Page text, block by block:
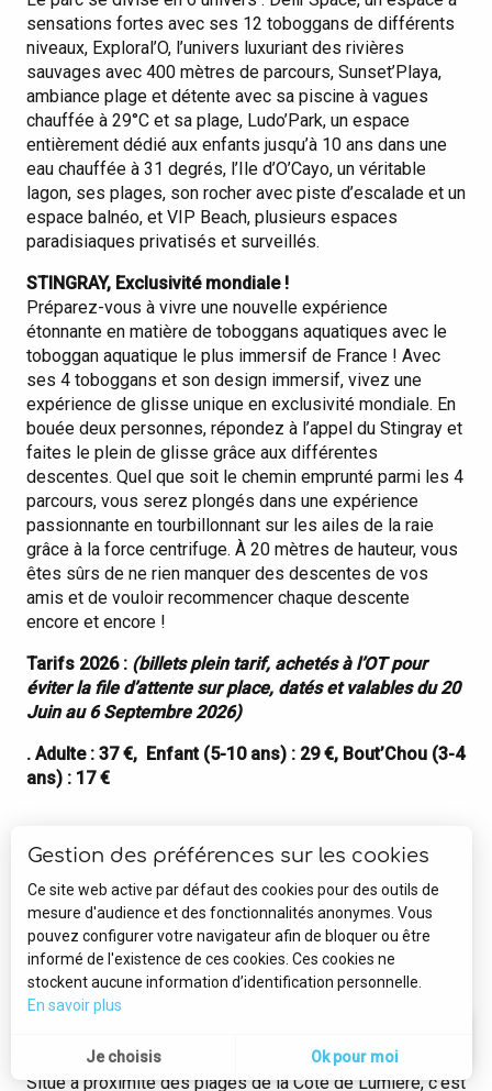
Recherche
sensations fortes avec ses 12 toboggans de différents
niveaux, Exploral’O, l’univers luxuriant des rivières
sauvages avec 400 mètres de parcours, Sunset’Playa,
ambiance plage et détente avec sa piscine à vagues
chauffée à 29°C et sa plage, Ludo’Park, un espace
entièrement dédié aux enfants jusqu’à 10 ans dans une
eau chauffée à 31 degrés, l’Ile d’O’Cayo, un véritable
lagon, ses plages, son rocher avec piste d’escalade et un
espace balnéo, et VIP Beach, plusieurs espaces
paradisiaques privatisés et surveillés.
STINGRAY, Exclusivité mondiale !
Préparez-vous à vivre une nouvelle expérience
étonnante en matière de toboggans aquatiques avec le
toboggan aquatique le plus immersif de France ! Avec
ses 4 toboggans et son design immersif, vivez une
expérience de glisse unique en exclusivité mondiale. En
bouée deux personnes, répondez à l’appel du Stingray et
faites le plein de glisse grâce aux différentes
descentes. Quel que soit le chemin emprunté parmi les 4
parcours, vous serez plongés dans une expérience
passionnante en tourbillonnant sur les ailes de la raie
grâce à la force centrifuge. À 20 mètres de hauteur, vous
êtes sûrs de ne rien manquer des descentes de vos
amis et de vouloir recommencer chaque descente
encore et encore !
Tarifs 2026 : (billets plein tarif, achetés à l’OT pour
éviter la file d’attente sur place, datés et valables du 20
Juin au 6 Septembre 2026)
. Adulte : 37 €, Enfant (5-10 ans) : 29 €, Bout’Chou (3-4
ans) : 17 €
Le plus grand parc de loisirs de Vendée
O’FUN PARK
Le plus grand parc de loisirs de Vendée vous accueille
Situé à proximité des plages de la Côte de Lumière, c’est
Gestion des préférences sur les cookies
Ce site web active par défaut des cookies pour des outils de
mesure d'audience et des fonctionnalités anonymes. Vous
pouvez configurer votre navigateur afin de bloquer ou être
informé de l'existence de ces cookies. Ces cookies ne
stockent aucune information d’identification personnelle.
En savoir plus
Je choisis Ok pour moi